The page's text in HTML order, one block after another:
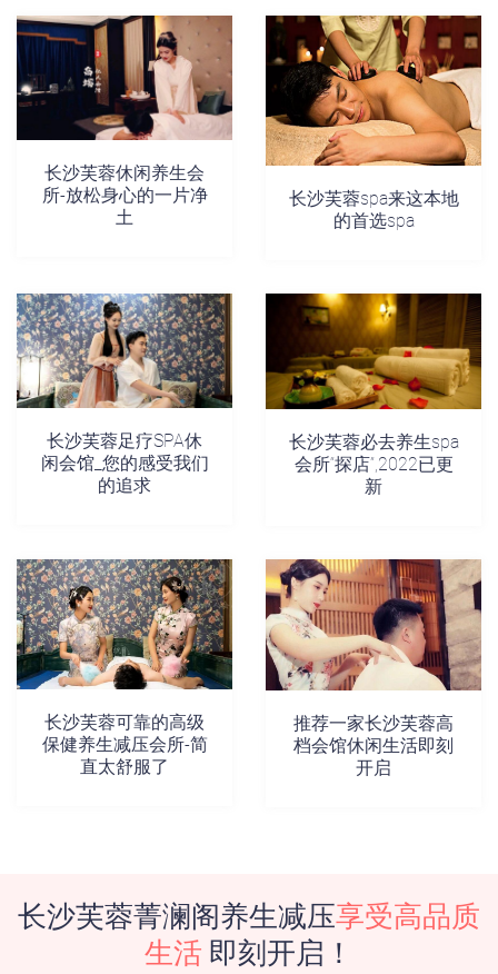
长沙芙蓉休闲养生会
所-放松身心的一片净
土
长沙芙蓉spa来这本地
的首选spa
长沙芙蓉足疗SPA休
闲会馆_您的感受我们
的追求
长沙芙蓉必去养生spa
会所“探店”,2022已更
新
长沙芙蓉可靠的高级
保健养生减压会所-简
直太舒服了
推荐一家长沙芙蓉高
档会馆休闲生活即刻
开启
长沙芙蓉菁澜阁养生减压享受高品质
生活 即刻开启！